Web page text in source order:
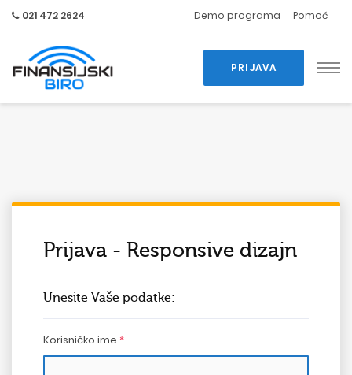
021 472 2624 Demo programa Pomoć
PRIJAVA
Prijava - Responsive dizajn
Unesite Vaše podatke:
Korisničko ime *